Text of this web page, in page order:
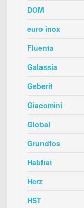
DOM
euro inox
Fluenta
Galassia
Geberit
Giacomini
Global
Grundfos
Habitat
Herz
HST